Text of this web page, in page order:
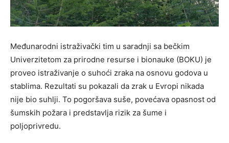
Međunarodni istraživački tim u saradnji sa bečkim
Univerzitetom za prirodne resurse i bionauke (BOKU) je
proveo istraživanje o suhoći zraka na osnovu godova u
stablima. Rezultati su pokazali da zrak u Evropi nikada
nije bio suhlji. To pogoršava suše, povećava opasnost od
šumskih požara i predstavlja rizik za šume i
poljoprivredu.